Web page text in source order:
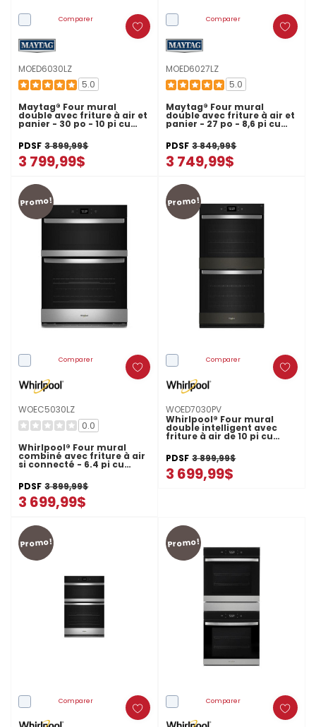
Comparer
MOED6030LZ
5.0
Maytag® Four mural
double avec friture à air et
panier - 30 po - 10 pi cu
MOED6030LZ
PDSF 3 899,99$
3 799,99$
Comparer
MOED6027LZ
5.0
Maytag® Four mural
double avec friture à air et
panier - 27 po - 8,6 pi cu
MOED6027LZ
PDSF 3 849,99$
3 749,99$
Promo!
Comparer
WOEC5030LZ
0.0
Whirlpool® Four mural
combiné avec friture à air
si connecté - 6.4 pi cu
total WOEC5030LZ
PDSF 3 899,99$
3 699,99$
Promo!
Comparer
WOED7030PV
Whirlpool® Four mural
double intelligent avec
friture à air de 10 pi cu
PDSF 3 899,99$
3 699,99$
Promo!
Comparer
Promo!
Comparer